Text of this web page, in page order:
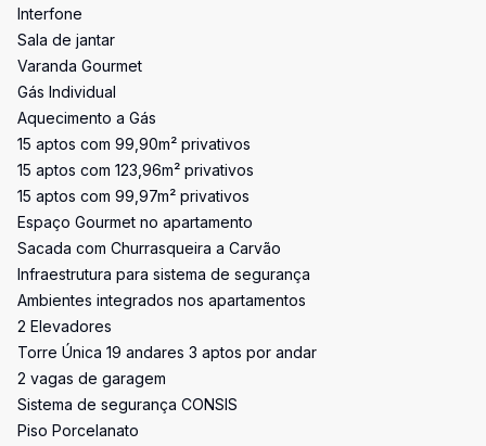
Interfone
Sala de jantar
Varanda Gourmet
Gás Individual
Aquecimento a Gás
15 aptos com 99,90m² privativos
15 aptos com 123,96m² privativos
15 aptos com 99,97m² privativos
Espaço Gourmet no apartamento
Sacada com Churrasqueira a Carvão
Infraestrutura para sistema de segurança
Ambientes integrados nos apartamentos
2 Elevadores
Torre Única 19 andares 3 aptos por andar
2 vagas de garagem
Sistema de segurança CONSIS
Piso Porcelanato